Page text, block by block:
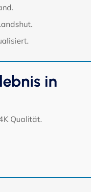
in
Qualität.